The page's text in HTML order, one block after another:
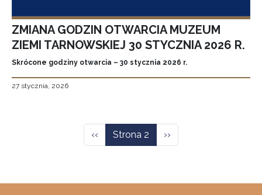
ZMIANA GODZIN OTWARCIA MUZEUM
ZIEMI TARNOWSKIEJ 30 STYCZNIA 2026 R.
Skrócone godziny otwarcia – 30 stycznia 2026 r.
27 stycznia, 2026
Poprzednia strona
‹‹ Strona 2 Następna strona
››